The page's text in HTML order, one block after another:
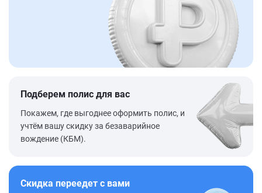
Подберем полис для вас
Покажем, где выгоднее оформить полис, и
учтём вашу скидку за безаварийное
вождение (КБМ).
Скидка переедет с вами